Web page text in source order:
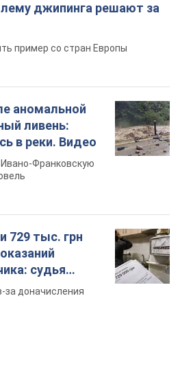
джипинга решают за
пример со стран Европы
аномальной
ливень:
в реки. Видео
Франковскую
729 тыс. грн
судья
решение
за доначисления